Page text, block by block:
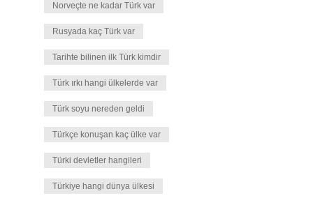
Norveçte ne kadar Türk var
Rusyada kaç Türk var
Tarihte bilinen ilk Türk kimdir
Türk ırkı hangi ülkelerde var
Türk soyu nereden geldi
Türkçe konuşan kaç ülke var
Türki devletler hangileri
Türkiye hangi dünya ülkesi